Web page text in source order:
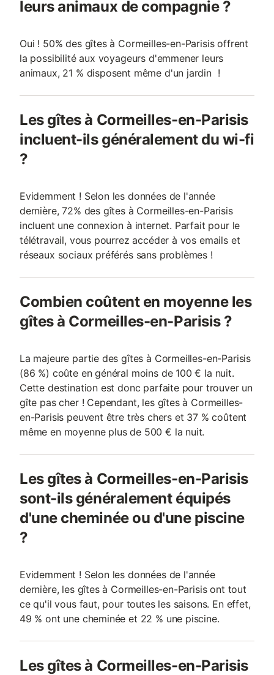
leurs animaux de compagnie ?
Oui ! 50% des gîtes à Cormeilles-en-Parisis offrent
la possibilité aux voyageurs d'emmener leurs
animaux, 21 % disposent même d'un jardin !
Les gîtes à Cormeilles-en-Parisis
incluent-ils généralement du wi-fi
?
Evidemment ! Selon les données de l'année
dernière, 72% des gîtes à Cormeilles-en-Parisis
incluent une connexion à internet. Parfait pour le
télétravail, vous pourrez accéder à vos emails et
réseaux sociaux préférés sans problèmes !
Combien coûtent en moyenne les
gîtes à Cormeilles-en-Parisis ?
La majeure partie des gîtes à Cormeilles-en-Parisis
(86 %) coûte en général moins de 100 € la nuit.
Cette destination est donc parfaite pour trouver un
gîte pas cher ! Cependant, les gîtes à Cormeilles-
en-Parisis peuvent être très chers et 37 % coûtent
même en moyenne plus de 500 € la nuit.
Les gîtes à Cormeilles-en-Parisis
sont-ils généralement équipés
d'une cheminée ou d'une piscine
?
Evidemment ! Selon les données de l'année
dernière, les gîtes à Cormeilles-en-Parisis ont tout
ce qu'il vous faut, pour toutes les saisons. En effet,
49 % ont une cheminée et 22 % une piscine.
Les gîtes à Cormeilles-en-Parisis